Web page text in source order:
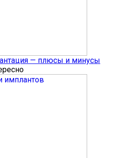
— плюсы и минусы